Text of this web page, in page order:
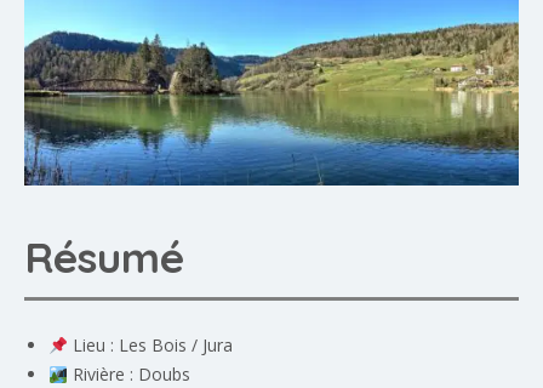
Résumé
Lieu : Les Bois / Jura
Rivière : Doubs